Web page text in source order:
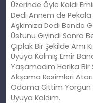
Üzerinde Öyle Kaldı
Dedi Annem de Pekala
Aşkımıza Dedi Bende
Üstünü Giyindi Sonra
Çıplak Bir Şekilde Amı
Uyuya Kalmış Emir
Yaşamadım Harika Bir
Akşama Resimleri
Odama Gittim Yorgun
Uyuya Kaldım.